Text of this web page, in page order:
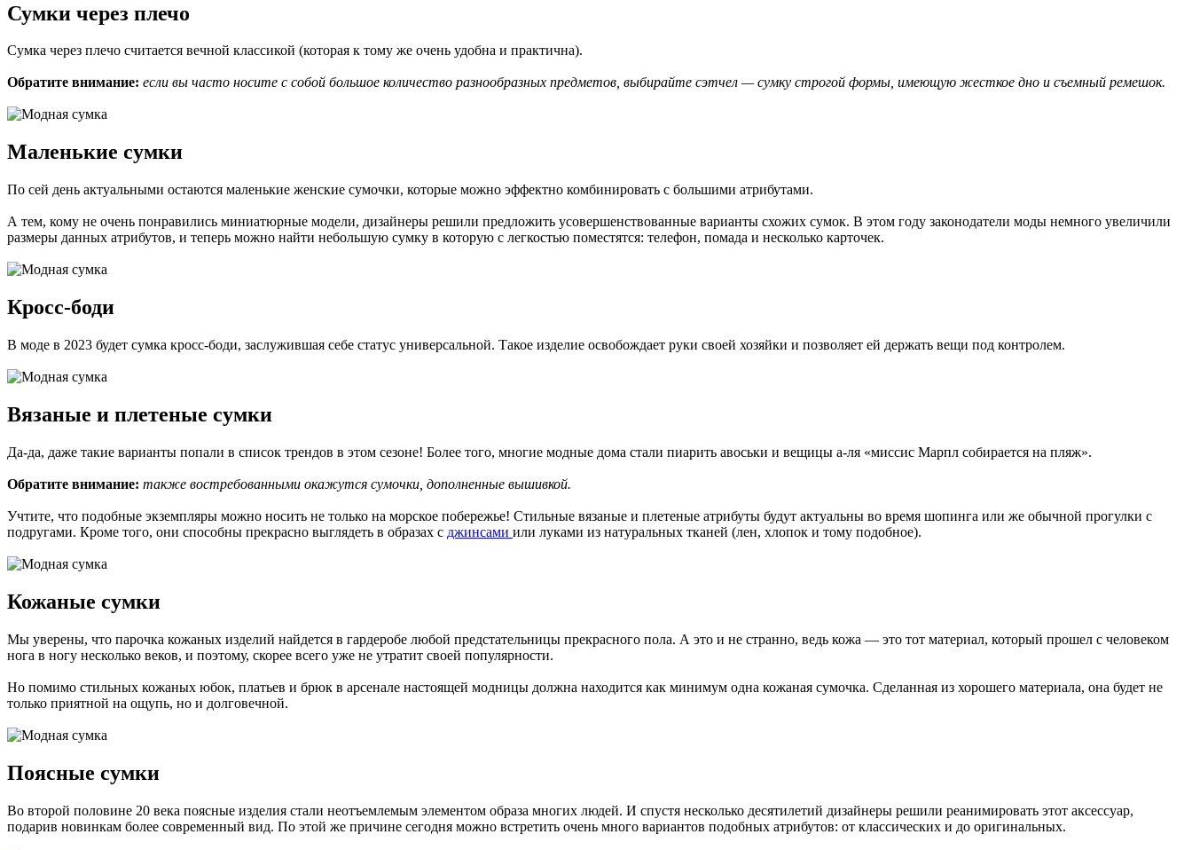
Сумки через плечо
Сумка через плечо считается вечной классикой (которая к тому же очень удобна и практична).
Обратите внимание: если вы часто носите с собой большое количество разнообразных предметов, выбирайте сэтчел — сумку строгой формы, имеющую жесткое дно и съемный ремешок.
Маленькие сумки
По сей день актуальными остаются маленькие женские сумочки, которые можно эффектно комбинировать с большими атрибутами.
А тем, кому не очень понравились миниатюрные модели, дизайнеры решили предложить усовершенствованные варианты схожих сумок. В этом году законодатели моды немного увеличили
размеры данных атрибутов, и теперь можно найти небольшую сумку в которую с легкостью поместятся: телефон, помада и несколько карточек.
Кросс-боди
В моде в 2023 будет сумка кросс-боди, заслужившая себе статус универсальной. Такое изделие освобождает руки своей хозяйки и позволяет ей держать вещи под контролем.
Вязаные и плетеные сумки
Да-да, даже такие варианты попали в список трендов в этом сезоне! Более того, многие модные дома стали пиарить авоськи и вещицы а-ля «миссис Марпл собирается на пляж».
Обратите внимание: также востребованными окажутся сумочки, дополненные вышивкой.
Учтите, что подобные экземпляры можно носить не только на морское побережье! Стильные вязаные и плетеные атрибуты будут актуальны во время шопинга или же обычной прогулки с
подругами. Кроме того, они способны прекрасно выглядеть в образах с джинсами или луками из натуральных тканей (лен, хлопок и тому подобное).
Кожаные сумки
Мы уверены, что парочка кожаных изделий найдется в гардеробе любой предстательницы прекрасного пола. А это и не странно, ведь кожа — это тот материал, который прошел с человеком
нога в ногу несколько веков, и поэтому, скорее всего уже не утратит своей популярности.
Но помимо стильных кожаных юбок, платьев и брюк в арсенале настоящей модницы должна находится как минимум одна кожаная сумочка. Сделанная из хорошего материала, она будет не
только приятной на ощупь, но и долговечной.
Поясные сумки
Во второй половине 20 века поясные изделия стали неотъемлемым элементом образа многих людей. И спустя несколько десятилетий дизайнеры решили реанимировать этот аксессуар,
подарив новинкам более современный вид. По этой же причине сегодня можно встретить очень много вариантов подобных атрибутов: от классических и до оригинальных.